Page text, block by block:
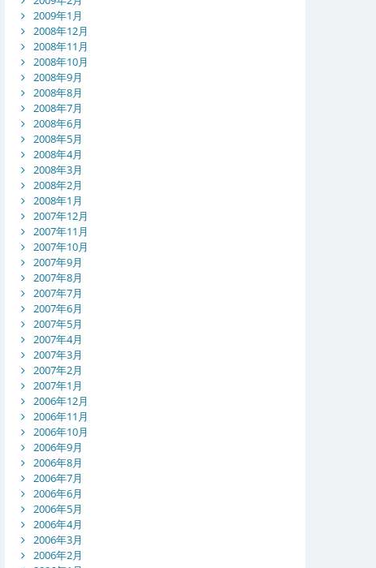
2009年1月
2008年12月
2008年11月
2008年10月
2008年9月
2008年8月
2008年7月
2008年6月
2008年5月
2008年4月
2008年3月
2008年2月
2008年1月
2007年12月
2007年11月
2007年10月
2007年9月
2007年8月
2007年7月
2007年6月
2007年5月
2007年4月
2007年3月
2007年2月
2007年1月
2006年12月
2006年11月
2006年10月
2006年9月
2006年8月
2006年7月
2006年6月
2006年5月
2006年4月
2006年3月
2006年2月